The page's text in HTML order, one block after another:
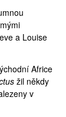
a Louise
Africe
žil někdy
v